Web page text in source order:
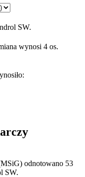
SW.
wynosi 4 os.
odnotowano 53
SW.